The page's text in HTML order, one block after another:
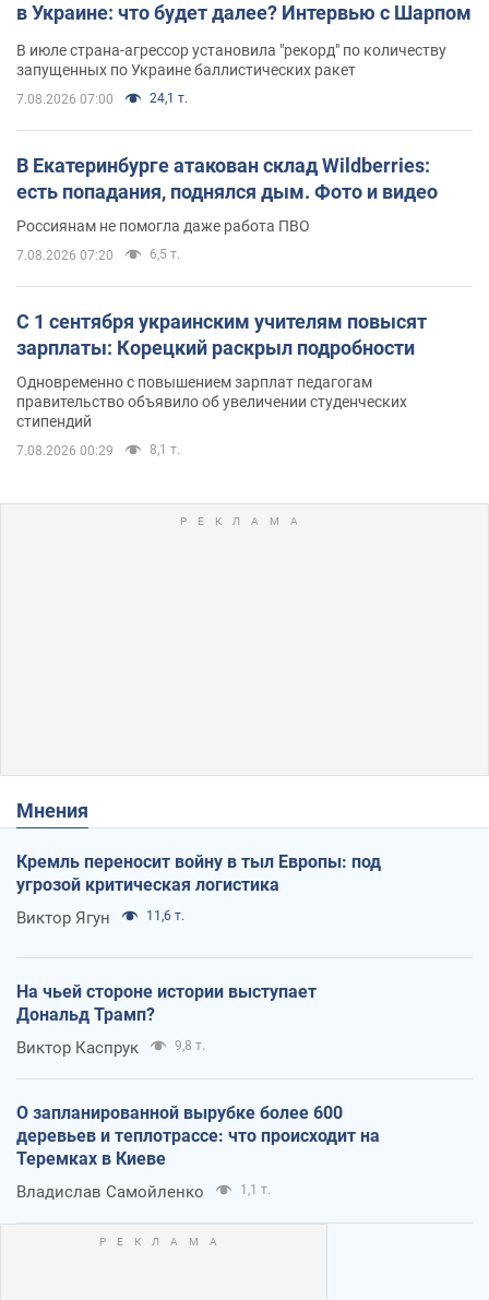
в Украине: что будет далее? Интервью с Шарпом
В июле страна-агрессор установила "рекорд" по количеству
запущенных по Украине баллистических ракет
7.08.2026 07:00 24,1 т.
В Екатеринбурге атакован склад Wildberries:
есть попадания, поднялся дым. Фото и видео
Россиянам не помогла даже работа ПВО
7.08.2026 07:20 6,5 т.
С 1 сентября украинским учителям повысят
зарплаты: Корецкий раскрыл подробности
Одновременно с повышением зарплат педагогам
правительство объявило об увеличении студенческих
стипендий
7.08.2026 00:29 8,1 т.
Мнения
Кремль переносит войну в тыл Европы: под
угрозой критическая логистика
Виктор Ягун 11,6 т.
На чьей стороне истории выступает
Дональд Трамп?
Виктор Каспрук 9,8 т.
О запланированной вырубке более 600
деревьев и теплотрассе: что происходит на
Теремках в Киеве
Владислав Самойленко 1,1 т.